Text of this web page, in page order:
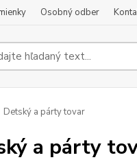
Osobný odber
Detský a párty tovar
a párty